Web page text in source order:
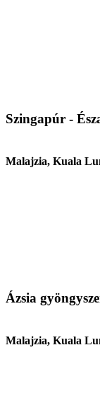
Szingapúr -
Malajzia, Kuala
Ázsia
Malajzia, Kuala